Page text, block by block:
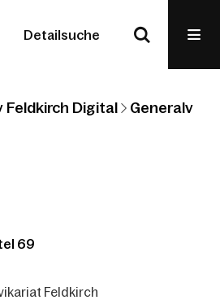
Detailsuche
Feldkirch Digital
69
Feldkirch